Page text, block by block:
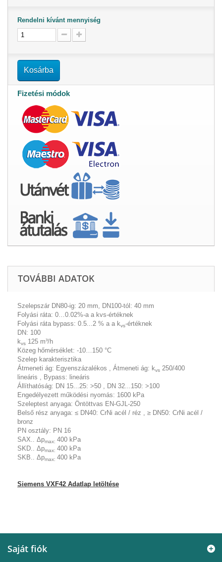
Rendelni kívánt mennyiség
Kosárba
Fizetési módok
TOVÁBBI ADATOK
Szelepszár DN80-ig: 20 mm, DN100-tól: 40 mm
Folyási ráta: 0…0.02%-a a kvs-értéknek
Folyási ráta bypass: 0.5...2 % a a kvs-értéknek
DN: 100
kvs 125 m³/h
Közeg hőmérséklet: -10…150 °C
Szelep karakterisztika
Átmeneti ág: Egyenszázalékos , Átmeneti ág: kvs 250/400
lineáris , Bypass: lineáris
Állíthatóság: DN 15...25: >50 , DN 32...150: >100
Engedélyezett működési nyomás: 1600 kPa
Szeleptest anyaga: Öntöttvas EN-GJL-250
Belső rész anyaga: ≤ DN40: CrNi acél / réz , ≥ DN50: CrNi acél /
bronz
PN osztály: PN 16
SAX.. Δpmax: 400 kPa
SKD.. Δpmax: 400 kPa
SKB.. Δpmax: 400 kPa
Siemens VXF42 Adatlap letöltése
Saját fiók